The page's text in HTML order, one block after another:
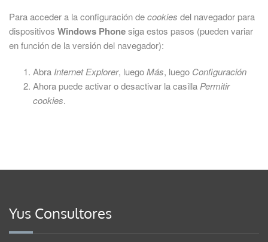
Para acceder a la configuración decookies del navegador para
dispositivos Windows Phonesiga estos pasos (pueden variar
en función de la versión del navegador):
Abra Internet Explorer, luegoMás, luego Configuración
Ahora puede activar o desactivar la casilla Permitir
cookies.
Yus Consultores